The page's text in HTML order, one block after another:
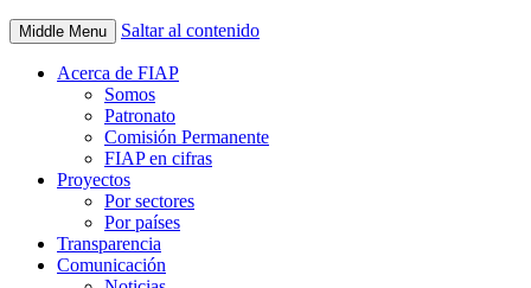
Middle Menu Saltar al contenido
Acerca de FIAP
Somos
Patronato
Comisión Permanente
FIAP en cifras
Proyectos
Por sectores
Por países
Transparencia
Comunicación